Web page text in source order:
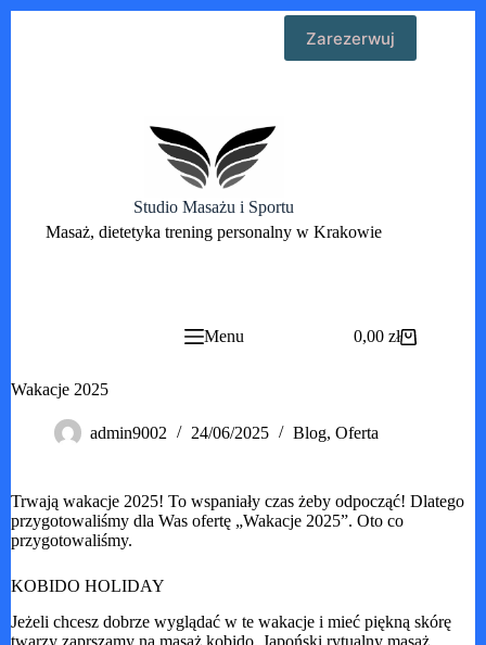
Zarezerwuj
Studio Masażu i Sportu
Masaż, dietetyka trening personalny w Krakowie
Menu Koszyk
0,00zł
Wakacje 2025
admin9002 24/06/2025 Blog, Oferta
Trwają wakacje 2025! To wspaniały czas żeby odpocząć! Dlatego
przygotowaliśmy dla Was ofertę „Wakacje 2025”. Oto co
przygotowaliśmy.
KOBIDO HOLIDAY
Jeżeli chcesz dobrze wyglądać w te wakacje i mieć piękną skórę
twarzy zaprszamy na masaż kobido. Japoński rytualny masaż